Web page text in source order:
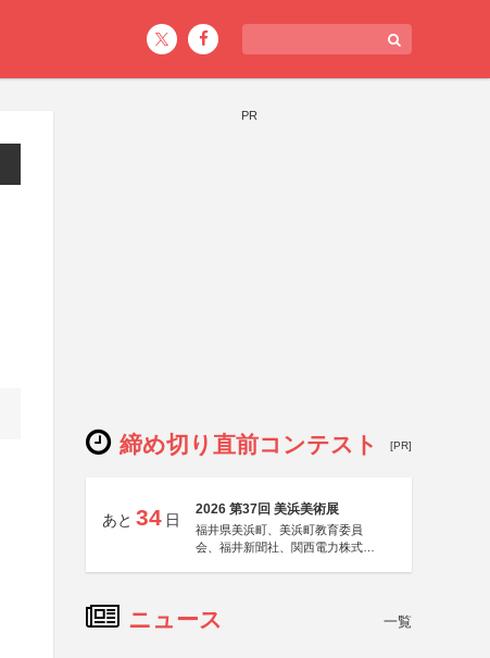
PR
締め切り直前コンテスト [PR]
あと 34 日
2026 第37回 美浜美術展
福井県美浜町、美浜町教育委員
会、福井新聞社、関西電力株式会
ニュース 一覧